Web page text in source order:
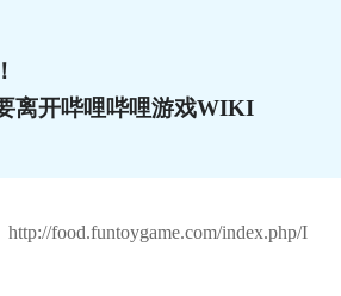
离开哔哩哔哩游戏WIKI
http://food.funtoygame.com/index.php/I